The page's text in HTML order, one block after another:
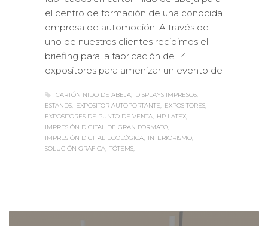
el centro de formación de una conocida
empresa de automoción. A través de
uno de nuestros clientes recibimos el
briefing para la fabricación de 14
expositores para amenizar un evento de
CARTÓN NIDO DE ABEJA
DISPLAYS IMPRESOS
ESTANDS
EXPOSITOR AUTOPORTANTE
EXPOSITORES
EXPOSITORES DE PUNTO DE VENTA
HP LATEX
IMPRESIÓN DIGITAL DE GRAN FORMATO
IMPRESIÓN DIGITAL ECOLÓGICA
INTERIORISMO
SOLUCIÓN GRÁFICA TÓTEMS